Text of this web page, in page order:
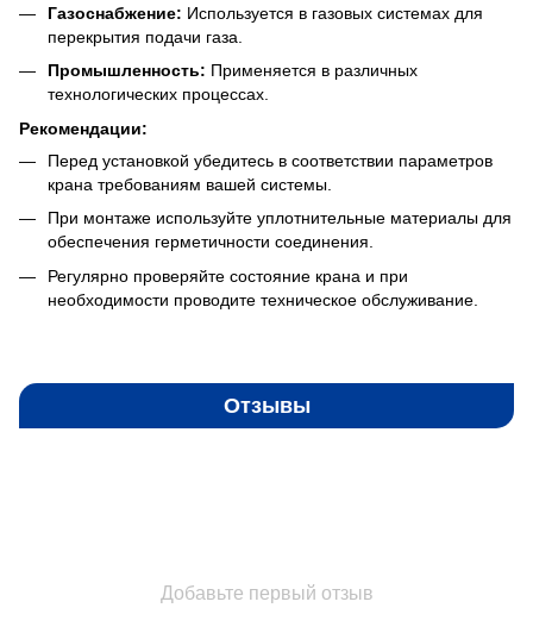
Газоснабжение: Используется в газовых системах для
перекрытия подачи газа.
Промышленность: Применяется в различных
технологических процессах.
Рекомендации:
Перед установкой убедитесь в соответствии параметров
крана требованиям вашей системы.
При монтаже используйте уплотнительные материалы для
обеспечения герметичности соединения.
Регулярно проверяйте состояние крана и при
необходимости проводите техническое обслуживание.
Отзывы
Добавьте первый отзыв